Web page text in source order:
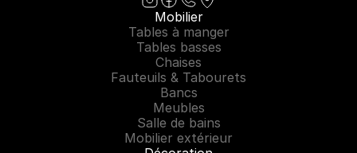
Mobilier
Tables à manger
Tables basses
Chaises
Fauteuils & Tabourets
Bancs
Meubles
Salle de bains
Mobilier extérieur